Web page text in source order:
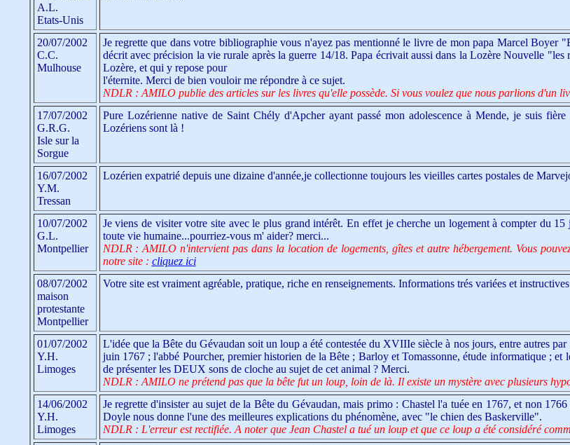
A.L.
Etats-Unis
20/07/2002
C.C.
Mulhouse
Je regrette que dans votre bibliographie vous n'ayez pas mentionné le livre de mon papa Marcel Boyer
décrit avec précision la vie rurale après la guerre 14/18. Papa écrivait aussi dans la Lozère Nouvelle
Lozère, et qui y repose pour
l'éternite. Merci de bien vouloir me répondre à ce sujet.
NDLR : AMILO publie des articles sur les livres qu'elle possède. Si vous voulez que nous parlions d'un
17/07/2002
G.R.G.
Isle sur la
Sorgue
Pure Lozérienne native de Saint Chély d'Apcher ayant passé mon adolescence à Mende, je suis
Lozériens sont là !
16/07/2002
Y.M.
Tressan
Lozérien expatrié depuis une dizaine d'année,je collectionne toujours les vieilles cartes postales de
10/07/2002
G.L.
Montpellier
Je viens de visiter votre site avec le plus grand intérêt. En effet je cherche un logement à compter du
toute vie humaine...pourriez-vous m' aider? merci...
NDLR : AMILO n'intervient pas dans la location de logements, gîtes et autre hébergement. Vous
notre site : cliquez ici
08/07/2002
maison
protestante
Montpellier
Votre site est vraiment agréable, pratique, riche en renseignements. Informations trés variées et
01/07/2002
Y.H.
Limoges
L'idée que la Bête du Gévaudan soit un loup a été contestée du XVIIIe siècle à nos jours, entre autres
juin 1767 ; l'abbé Pourcher, premier historien de la Bête ; Barloy et Tomassonne, étude informatique ;
de présenter les DEUX sons de cloche au sujet de cet animal ? Merci.
NDLR : AMILO ne prétend pas que la bête fut un loup, loin de là. Il existe un mystère avec plusieurs
14/06/2002
Y.H.
Limoges
Je regrette d'insister au sujet de la Bête du Gévaudan, mais primo : Chastel l'a tuée en 1767, et non
Doyle nous donne l'une des meilleures explications du phénomène, avec "le chien des Baskerville".
NDLR : L'erreur est rectifiée. A noter que Jean Chastel a tué un loup et que ce loup a été considéré